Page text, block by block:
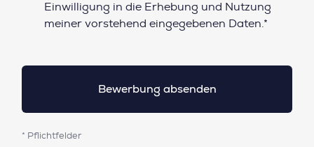
Einwilligung in die Erhebung und Nutzung
meiner vorstehend eingegebenen Daten.*
* Pflichtfelder